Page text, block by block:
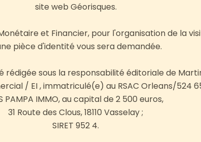
site web Géorisques.
et Financier, pour l'organisation de la
pièce d'identité vous sera demandée.
sous la responsabilité éditoriale de
/ EI , immatriculé(e) au RSAC Orleans/524
PAMPA IMMO, au capital de 2 500 euros,
31 Route des Clous, 18110 Vasselay ;
SIRET 952 4.